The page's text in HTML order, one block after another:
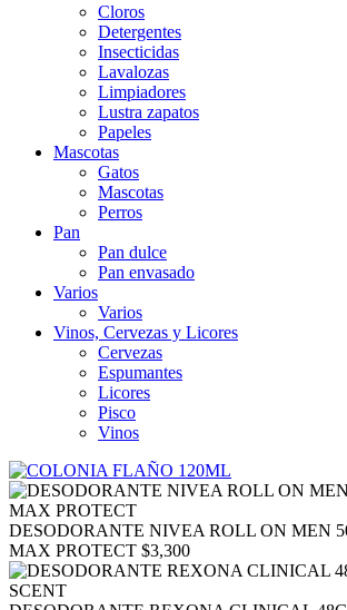
Cloros
Detergentes
Insecticidas
Lavalozas
Limpiadores
Lustra zapatos
Papeles
Mascotas
Gatos
Mascotas
Perros
Pan
Pan dulce
Pan envasado
Varios
Varios
Vinos, Cervezas y Licores
Cervezas
Espumantes
Licores
Pisco
Vinos
DESODORANTE NIVEA ROLL ON MEN
MAX PROTECT $3,300